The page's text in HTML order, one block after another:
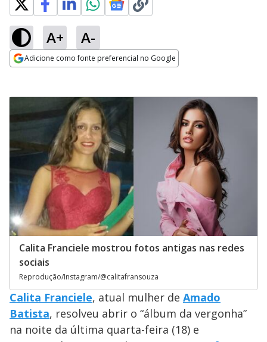
A+ A-
Adicione como fonte preferencial no Google
Calita Franciele mostrou fotos antigas nas redes
sociais
Reprodução/Instagram/@calitafransouza
Calita Franciele, atual mulher de Amado
Batista, resolveu abrir o “álbum da vergonha”
na noite da última quarta-feira (18) e